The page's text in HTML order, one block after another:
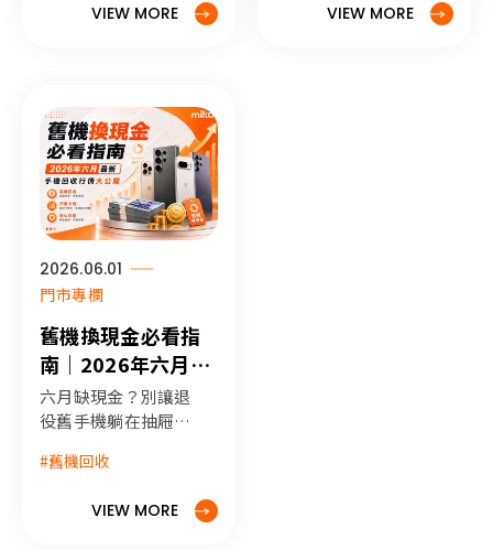
統」，讓 Gemini 從
動執行任務，還推出
Rambler 語音優
化、自定義小工具及
Chrome 智慧助理等
核心功能，讓 miko
手機館為您介紹詳細
功能與首波支援機
型。
VIEW MORE
常。該怎麼設定使
VIEW MORE
2026.06.01
門市專欄
舊機換現金必看指
南｜2026年六月最
新手機回收行情大
公開
六月缺現金？別讓退
役舊手機躺在抽屜裡
2026年六月最新手
大品牌市佔率。來米
#舊機回收
VIEW MORE